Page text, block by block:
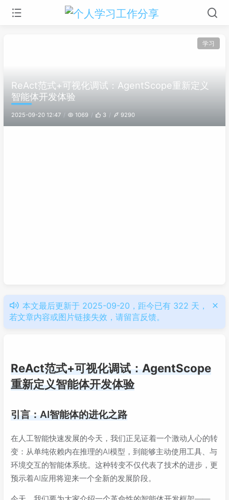
学习
ReAct范式+可视化调试：AgentScope重新定义
智能体开发体验
2025-09-20 12:47 1069 3 9290
本文最后更新于 2025-09-20，距今已有 322 天，
若文章内容或图片链接失效，请留言反馈。
ReAct范式+可视化调试：AgentScope
重新定义智能体开发体验
引言：AI智能体的进化之路
在人工智能快速发展的今天，我们正见证着一个激动人心的转
变：从单纯依赖内在推理的AI模型，到能够主动使用工具、与
环境交互的智能体系统。这种转变不仅代表了技术的进步，更
预示着AI应用将迎来一个全新的发展阶段。